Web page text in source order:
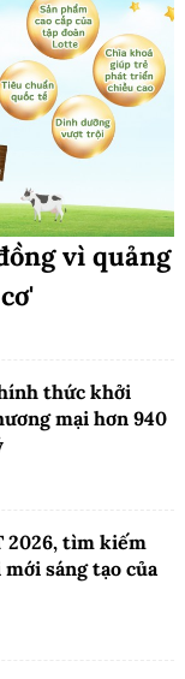
vì quảng
thức khởi
mại hơn 940
2026, tìm kiếm
sáng tạo của